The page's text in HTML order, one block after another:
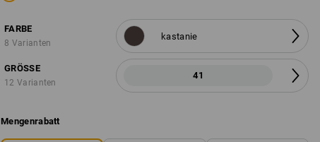
FARBE
8 Varianten
kastanie
GRÖSSE
12 Varianten
41
Mengenrabatt